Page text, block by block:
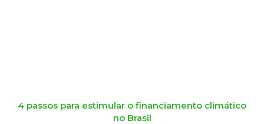
4 passos para estimular o financiamento climático
no Brasil